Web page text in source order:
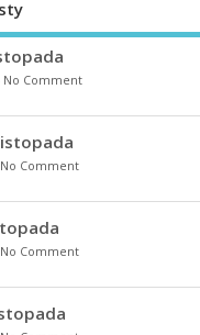
No Comment
No Comment
No Comment